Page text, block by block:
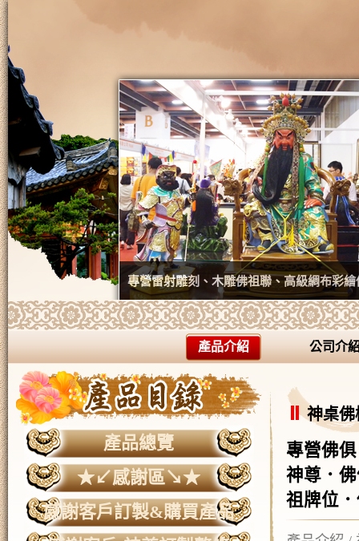
專營雷射雕刻、木雕佛祖聯、高級綢布彩
產品介紹 公司介
產品總覽
★↙感謝區↘★
感謝客戶訂製&購買產品
神桌佛
專營佛
神尊．
祖牌位